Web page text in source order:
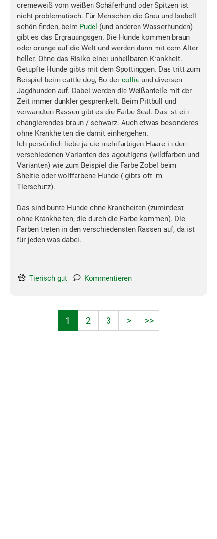
cremeweiß vom weißen Schäferhund oder Spitzen ist
nicht problematisch. Für Menschen die Grau und Isabell
schön finden, beim Pudel (und anderen Wasserhunden)
gibt es das Ergrauungsgen. Die Hunde kommen braun
oder orange auf die Welt und werden dann mit dem Alter
heller. Ohne das Risiko einer unheilbaren Krankheit.
Getupfte Hunde gibts mit dem Spottinggen. Das tritt zum
Beispiel beim cattle dog, Border collie und diversen
Jagdhunden auf. Dabei werden die Weißanteile mit der
Zeit immer dunkler gesprenkelt. Beim Pittbull und
verwandten Rassen gibt es die Farbe Seal. Das ist ein
changierendes braun / schwarz. Auch etwas besonderes
ohne Krankheiten die damit einhergehen.
Ich persönlich liebe ja die mehrfarbigen Haare in den
verschiedenen Varianten des agoutigens (wildfarben und
Varianten) wie zum Beispiel die Farbe Zobel beim
Sheltie oder wolffarbene Hunde ( gibts oft im
Tierschutz).
Das sind bunte Hunde ohne Krankheiten (zumindest
ohne Krankheiten, die durch die Farbe kommen). Die
Farben treten in den verschiedensten Rassen auf, da ist
für jeden was dabei.
Tierisch gut Kommentieren
1 2 3 > >>